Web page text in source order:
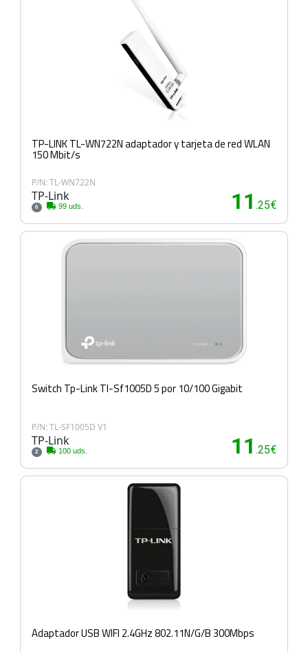
TP-LINK TL-WN722N adaptador y tarjeta de red WLAN
150 Mbit/s
P/N: TL-WN722N
TP-Link
6 99 uds. 11 .25€
Switch Tp-Link Tl-Sf1005D 5 por 10/100 Gigabit
P/N: TL-SF1005D V1
TP-Link
2 100 uds. 11 .25€
Adaptador USB WIFI 2.4GHz 802.11N/G/B 300Mbps